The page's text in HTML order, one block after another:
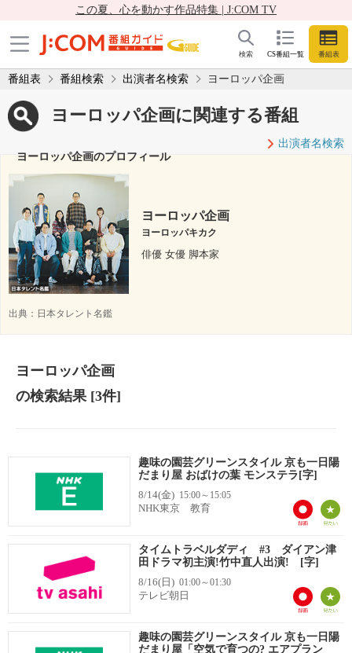
この夏、心を動かす作品特集 | J:COM TV
CS番組一覧 番組表
検索
番組表 番組検索 出演者名検索 ヨーロッパ企画
ヨーロッパ企画に関連する番組
出演者名検索
ヨーロッパ企画のプロフィール
ヨーロッパ企画
ヨーロッパキカク
俳優 女優 脚本家
出典： 日本タレント名鑑
ヨーロッパ企画
の検索結果[3件]
趣味の園芸グリーンスタイル 京も一日陽
だまり屋 おばけの葉 モンステラ[字]
8/14(金) 15:00～15:05
NHK東京 教育
タイムトラベルダディ #3 ダイアン津
田ドラマ初主演!竹中直人出演! [字]
8/16(日) 01:00～01:30
テレビ朝日
趣味の園芸グリーンスタイル 京も一日陽
だまり屋「空気で育つの? エアプラン